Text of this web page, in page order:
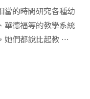
當的時間研究各種幼
華德福等的教學系統
她們都說比起教 …